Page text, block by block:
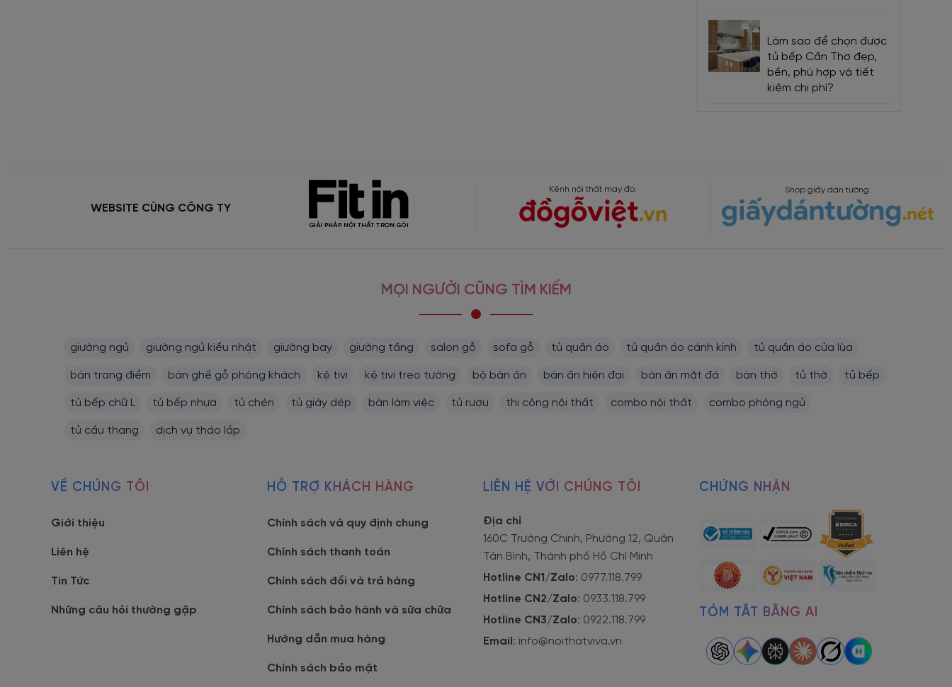
tủ đầu giường công nghiệp thường có đa dạng về hình dáng và mẫu mã.
+ Trọng lượng nhẹ
Ưu điểm của những chiếc tủ tab cạnh giường chất liệu công nghiệp đó là trọng lượng khá nhẹ. Điều này sẽ giúp bạn dễ dàng di
thường có ít màu sắc, các mẫu tab đầu giường làm từ gỗ công nghiệp có đa dạng
màu sắc và chất liệu phủ khác nhau. Nhờ đó sẽ giúp bạn dễ dàng chọn lựa được màu sắc ưng ý và phù hợp với không gian phòng
Làm sao để chọn được
tủ bếp Cần Thơ đẹp,
bền, phù hợp và tiết
kiệm chi phí?
WEBSITE CÙNG CÔNG TY
Kênh nội thất may đo: Shop giấy dán tường:
MỌI NGƯỜI CŨNG TÌM KIẾM
giường ngủ giường ngủ kiểu nhật giường bay giường tầng salon gỗ sofa gỗ tủ quần áo tủ quần áo cánh kính tủ quần áo cửa lùa
bàn trang điểm bàn ghế gỗ phòng khách kệ tivi kệ tivi treo tường bộ bàn ăn bàn ăn hiện đại bàn ăn mặt đá bàn thờ tủ thờ tủ bếp
tủ bếp chữ L tủ bếp nhựa tủ chén tủ giày dép bàn làm việc tủ rượu thi công nội thất combo nội thất combo phòng ngủ
tủ cầu thang dịch vụ tháo lắp
VỀ CHÚNG TÔI
Giới thiệu
Liên hệ
Tin Tức
Những câu hỏi thường gặp
HỖ TRỢ KHÁCH HÀNG
Chính sách và quy định chung
Chính sách thanh toán
Chính sách đổi và trả hàng
Chính sách bảo hành và sữa chữa
Hướng dẫn mua hàng
Chính sách bảo mật
LIÊN HỆ VỚI CHÚNG TÔI
Địa chỉ
160C Trường Chinh, Phường 12, Quận
Tân Bình, Thành phố Hồ Chí Minh
Hotline CN1/Zalo: 0977.118.799
Hotline CN2/Zalo: 0933.118.799
Hotline CN3/Zalo: 0922.118.799
Email : info@noithatviva.vn
CHỨNG NHẬN
TÓM TẮT BẰNG AI